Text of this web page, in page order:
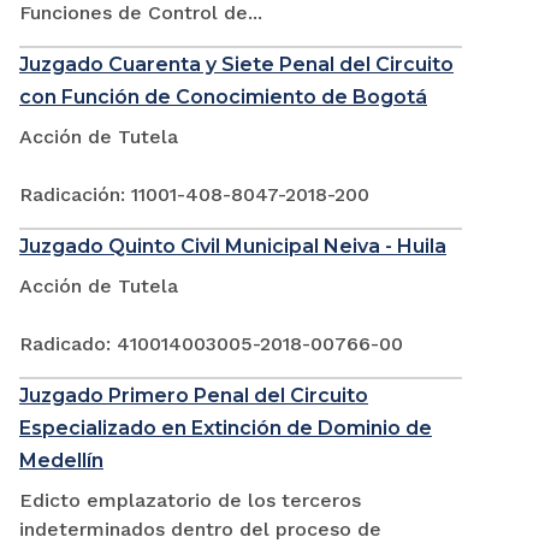
Funciones de Control de...
Juzgado Cuarenta y Siete Penal del Circuito
con Función de Conocimiento de Bogotá
Acción de Tutela
Radicación: 11001-408-8047-2018-200
Juzgado Quinto Civil Municipal Neiva - Huila
Acción de Tutela
Radicado: 410014003005-2018-00766-00
Juzgado Primero Penal del Circuito
Especializado en Extinción de Dominio de
Medellín
Edicto emplazatorio de los terceros
indeterminados dentro del proceso de